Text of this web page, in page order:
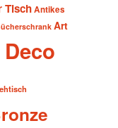
TischAntikes
Art